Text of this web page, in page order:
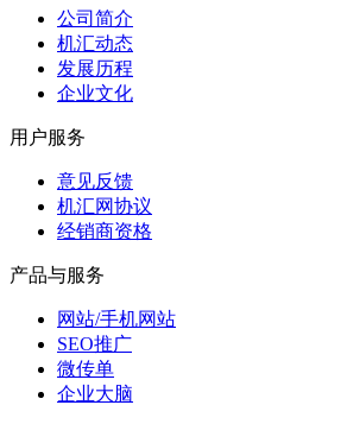
公司简介
机汇动态
发展历程
企业文化
用户服务
意见反馈
机汇网协议
经销商资格
产品与服务
网站/手机网站
SEO推广
微传单
企业大脑